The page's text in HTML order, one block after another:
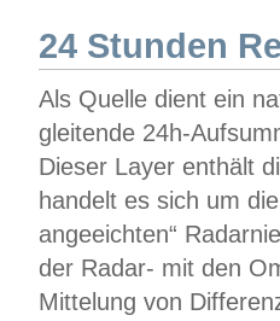
24 Stunden
Als Quelle dient ein
gleitende 24h-
Dieser Layer enthält
handelt es sich um
angeeichten“
der Radar- mit den
Mittelung von